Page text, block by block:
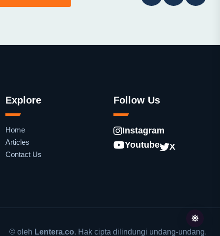
Explore
Home
Articles
Contact Us
Follow Us
Instagram
Youtube
X
© oleh Lentera.co. Hak cipta dilindungi undang-undang.